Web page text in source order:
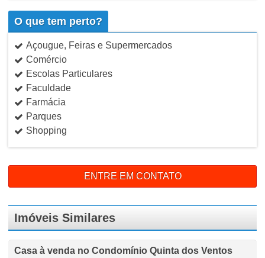
O que tem perto?
Açougue, Feiras e Supermercados
Comércio
Escolas Particulares
Faculdade
Farmácia
Parques
Shopping
ENTRE EM CONTATO
Imóveis Similares
Casa à venda no Condomínio Quinta dos Ventos